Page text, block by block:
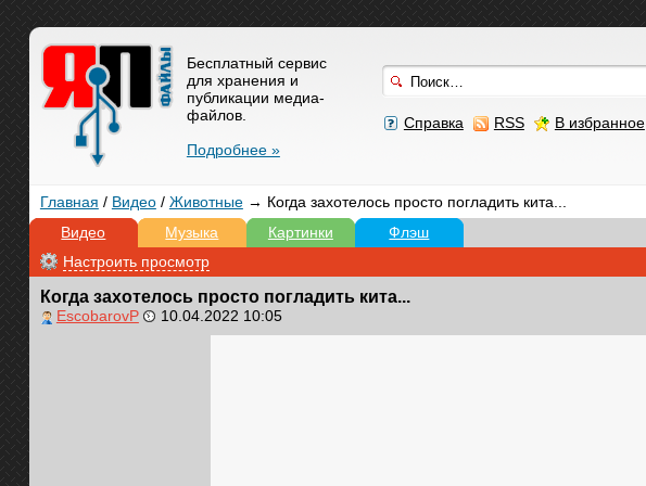
Справка RSS В избранное
Бесплатный сервис
для хранения и
публикации медиа-
файлов.
Подробнее »
Главная / Видео/ Животные→ Когда захотелось просто погладить кита...
Видео
Музыка Картинки Флэш
Настроить просмотр
Когда захотелось просто погладить кита...
EscobarovP 10.04.2022 10:05